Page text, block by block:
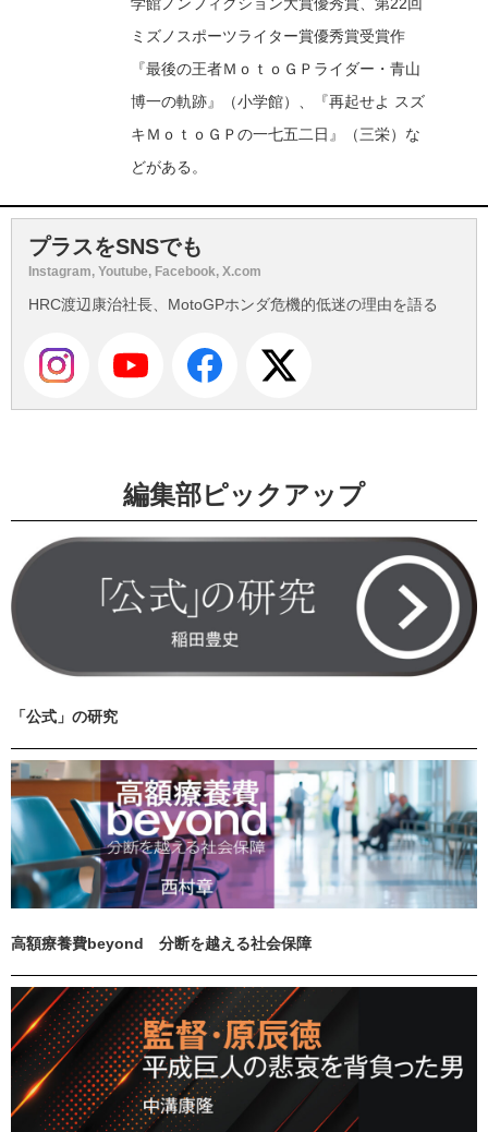
学館ノンフィクション大賞優秀賞、第22回
ミズノスポーツライター賞優秀賞受賞作
『最後の王者ＭｏｔｏＧＰライダー・青山
博一の軌跡』（小学館）、『再起せよ スズ
キＭｏｔｏＧＰの一七五二日』（三栄）な
どがある。
プラスをSNSでも
Instagram, Youtube, Facebook, X.com
HRC渡辺康治社長、MotoGPホンダ危機的低迷の理由を語る
編集部ピックアップ
「公式」の研究
高額療養費beyond 分断を越える社会保障